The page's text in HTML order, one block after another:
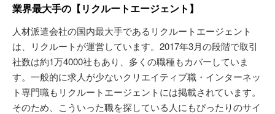
業界最大手の【リクルートエージェント】
人材派遣会社の国内最大手であるリクルートエージェント
は、リクルートが運営しています。2017年3月の段階で取引
社数は約1万4000社もあり、多くの職種もカバーしていま
す。一般的に求人が少ないクリエイティブ職・インターネッ
ト専門職もリクルートエージェントには掲載されています。
そのため、こういった職を探している人にもぴったりのサイ